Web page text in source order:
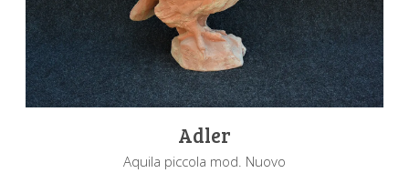
Adler
Aquila piccola mod. Nuovo